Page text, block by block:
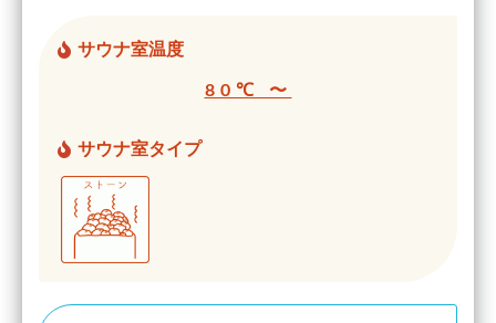
サウナ室温度
80℃ 〜
サウナ室タイプ